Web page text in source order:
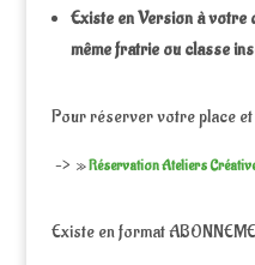
Existe en Version à votre
même fratrie ou classe
Pour réserver votre place
–> »Réservation Ateliers
Existe en format